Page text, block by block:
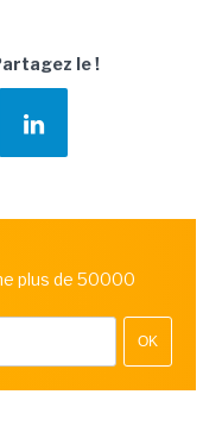
le !
plus de 50000
OK